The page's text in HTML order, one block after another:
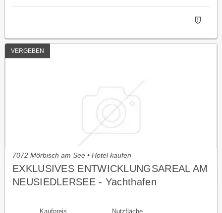
VERGEBEN
7072 Mörbisch am See • Hotel kaufen
EXKLUSIVES ENTWICKLUNGSAREAL AM
NEUSIEDLERSEE - Yachthafen
Kaufpreis Nutzfläche